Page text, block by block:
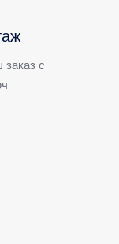
заказ с